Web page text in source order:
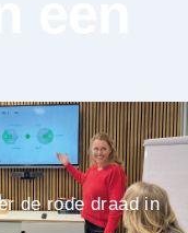
de rode draad in